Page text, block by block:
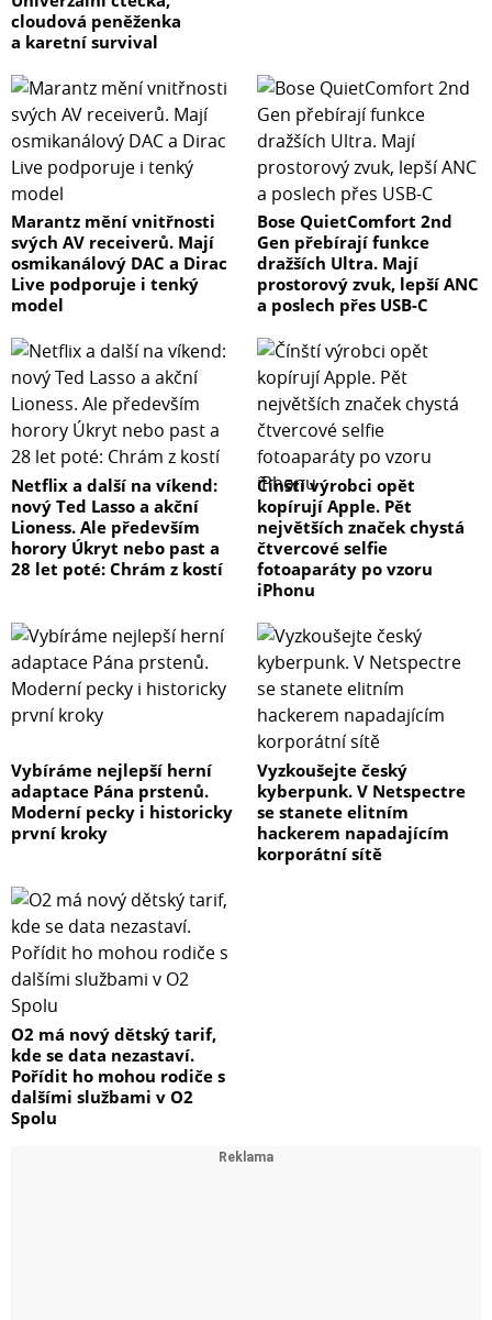
cloudová peněženka
a karetní survival
Marantz mění vnitřnosti
svých AV receiverů. Mají
osmikanálový DAC a Dirac
Live podporuje i tenký
model
Bose QuietComfort 2nd
Gen přebírají funkce
dražších Ultra. Mají
prostorový zvuk, lepší ANC
a poslech přes USB-C
Netflix a další na víkend:
nový Ted Lasso a akční
Lioness. Ale především
horory Úkryt nebo past a
28 let poté: Chrám z kostí
Čínští výrobci opět
kopírují Apple. Pět
největších značek chystá
čtvercové selfie
fotoaparáty po vzoru
iPhonu
Vybíráme nejlepší herní
adaptace Pána prstenů.
Moderní pecky i historicky
první kroky
Vyzkoušejte český
kyberpunk. V Netspectre
se stanete elitním
hackerem napadajícím
korporátní sítě
O2 má nový dětský tarif,
kde se data nezastaví.
Pořídit ho mohou rodiče s
dalšími službami v O2
Spolu